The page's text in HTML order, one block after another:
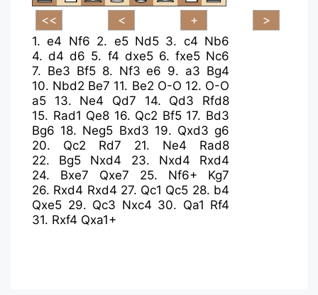
1.e4 Nf6 2. e5 Nd5 3. c4 Nb6
4.d4 d6 5. f4 dxe5 6. fxe5 Nc6
7. Be3 Bf5 8. Nf3 e6 9. a3 Bg4
10. Nbd2 Be7 11. Be2 O-O 12. O-O
a5
13. Ne4 Qd7 14. Qd3
Rfd8
15. Rad1 Qe8 16. Qc2 Bf5 17. Bd3
Bg6 18. Neg5 Bxd3 19. Qxd3 g6
20. Qc2 Rd7 21. Ne4
Rad8
22. Bg5 Nxd4 23. Nxd4
Rxd4
24. Bxe7 Qxe7 25. Nf6+
Kg7
26. Rxd4 Rxd4 27. Qc1 Qc5 28. b4
Qxe5 29. Qc3 Nxc4 30. Qa1 Rf4
31. Rxf4 Qxa1+